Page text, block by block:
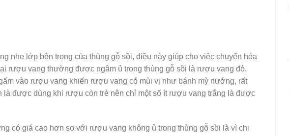
lớp bên trong của thùng gỗ sồi, điều này giúp cho việc chuyển hóa
rượu vang thường được ngâm ủ trong thùng gỗ sồi là rượu vang đỏ.
vào rượu vang khiến rượu vang có mùi vị như bánh mỳ nướng, rất
được dùng khi rượu còn trẻ nên chỉ một số ít rượu vang trắng là được
có giá cao hơn so với rượu vang không ủ trong thùng gỗ sồi là vì chi